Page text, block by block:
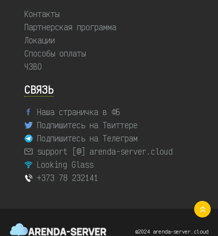
Контакты
Партнерская программа
Локации
Способы оплаты
ЧЗВО
СВЯЗЬ
Наша страничка в ФБ
Подпишитесь на Твиттере
Подпишитесь на Телеграм
support [@] arenda-server.cloud
Looking Glass
+373 78 232141
©2024 arenda-server.cloud